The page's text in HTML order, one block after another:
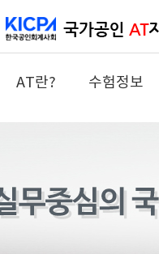
AT란? 수험정보